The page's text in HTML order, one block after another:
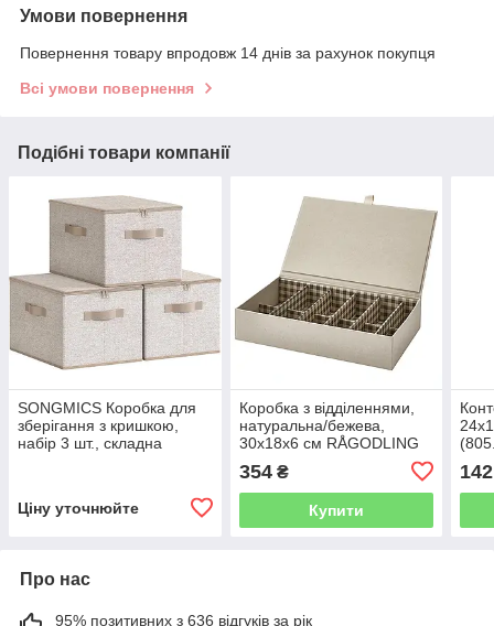
Умови повернення
Повернення товару впродовж 14 днів за рахунок покупця
Всі умови повернення
Подібні товари компанії
SONGMICS Коробка для
зберігання з кришкою,
набір 3 шт., складна
Ціну уточнюйте
Коробка з відділеннями,
натуральна/бежева,
30x18x6 см RÅGODLING
354₴
Купити
142
Про нас
95% позитивних з 636 відгуків за рік